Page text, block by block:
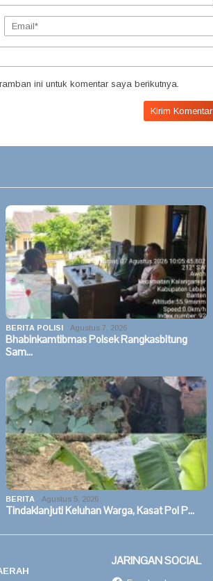
ini untuk komentar saya berikutnya.
BERITA POLISI Agustus 7, 2026
Bhabinkamtibmas Polsek Rangkasbitung
Sam…
BERITA Agustus 5, 2026
Tindaklanjuti Keluhan Warga, Kasat Pol P…
JARINGAN SOCIAL